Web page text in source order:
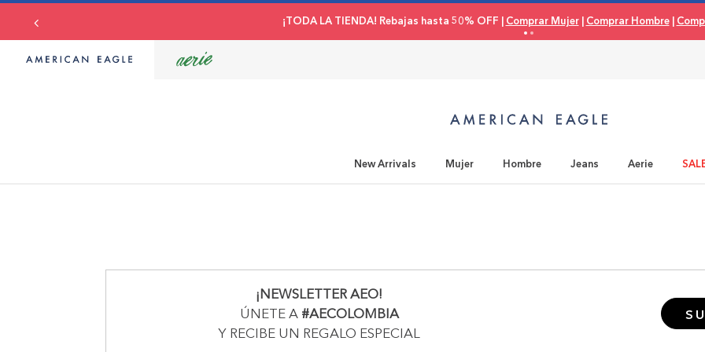
¡TODA LA TIENDA! Rebajas hasta 50% OFF | Comprar Mujer| Comprar Hombre|
New Arrivals Mujer Hombre Jeans Aerie
¡NEWSLETTER AEO!
ÚNETE A #AECOLOMBIA
Y RECIBE UN REGALO ESPECIAL